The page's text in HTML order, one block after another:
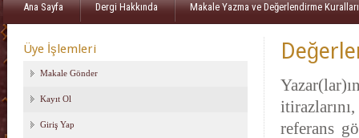
Ana Sayfa Dergi Hakkında Makale Yazma ve Değerlendirme Kuralları
Üye İşlemleri
Makale Gönder
Kayıt Ol
Giriş Yap
referans